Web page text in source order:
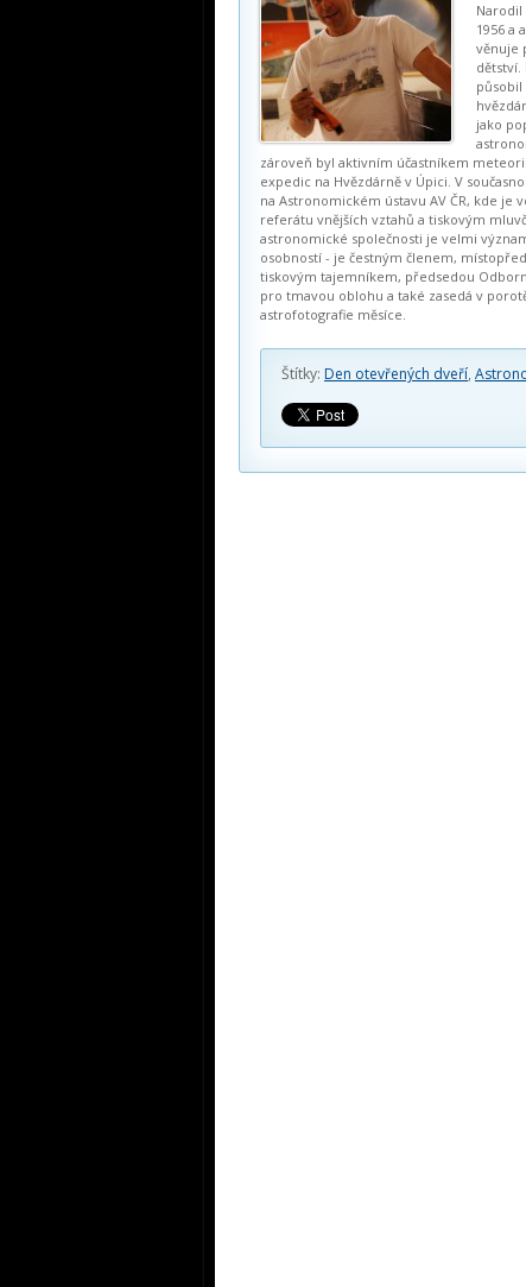
Narodil
1956 a
věnuje
dětství.
jako
zároveň byl aktivním účastníkem
expedic na Hvězdárně v Úpici. V
na Astronomickém ústavu AV ČR, kde je
referátu vnějších vztahů a tiskovým
astronomické společnosti je velmi
osobností - je čestným členem,
tiskovým tajemníkem, předsedou
pro tmavou oblohu a také zasedá v
astrofotografie měsíce.
Štítky: Den otevřených dveří,